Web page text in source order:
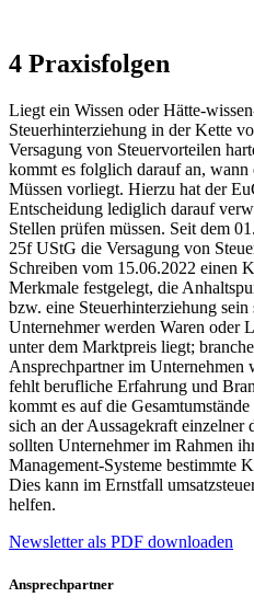
4 Praxisfolgen
Liegt ein Wissen oder Hätte-
Steuerhinterziehung in der Kette
Versagung von Steuervorteilen
kommt es folglich darauf an, wann
Müssen vorliegt. Hierzu hat der
Entscheidung lediglich darauf
Stellen prüfen müssen. Seit dem
25f UStG die Versagung von
Schreiben vom 15.06.2022 einen
Merkmale festgelegt, die
bzw. eine Steuerhinterziehung
Unternehmer werden Waren oder
unter dem Marktpreis liegt;
Ansprechpartner im Unternehmen
fehlt berufliche Erfahrung und
kommt es auf die
sich an der Aussagekraft
sollten Unternehmer im Rahmen
Management-Systeme bestimmte
Dies kann im Ernstfall
helfen.
Newsletter als PDF downloaden
Ansprechpartner